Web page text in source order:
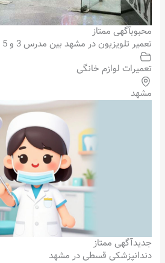
محبوبآگهی ممتاز
تعمیر تلویزیون در مشهد بین مدرس 3 و 5 – روزی حلال
تعمیرات لوازم خانگی
مشهد
جدیدآگهی ممتاز
دندانپزشکی قسطی در مشهد